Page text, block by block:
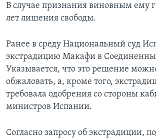
В случае признания виновным ему
лет лишения свободы.
Ранее в среду Национальный суд
экстрадицию Макафи в
Указывается, что это решение
обжаловать, а, кроме того,
требовала одобрения со стороны
министров Испании.
Согласно запросу об экстрадиции,